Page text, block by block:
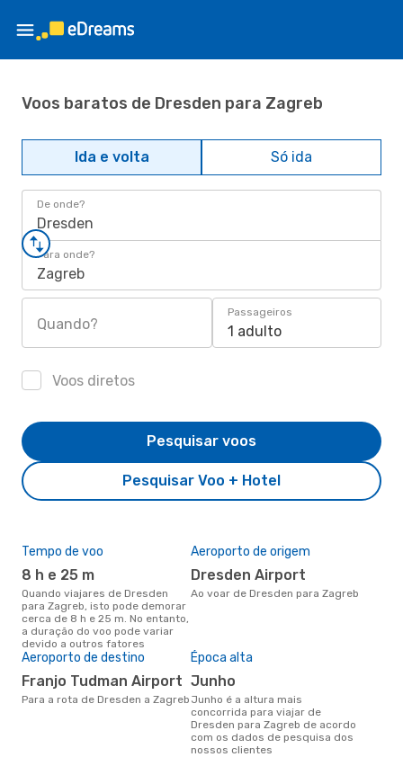
Voos baratos de Dresden para Zagreb
Ida e volta Só ida
De onde?
Dresden
Para onde?
Zagreb
Quando?
Passageiros
1 adulto
Voos diretos
Pesquisar Voo + Hotel
Pesquisar voos
Tempo de voo
8 h e 25 m
Quando viajares de Dresden
para Zagreb, isto pode demorar
cerca de 8 h e 25 m. No entanto,
a duração do voo pode variar
devido a outros fatores
Aeroporto de origem
Dresden Airport
Ao voar de Dresden para Zagreb
Aeroporto de destino
Franjo Tudman Airport
Para a rota de Dresden a Zagreb
Época alta
junho
junho é a altura mais
concorrida para viajar de
Dresden para Zagreb de acordo
com os dados de pesquisa dos
nossos clientes